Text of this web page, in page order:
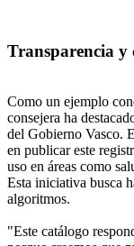
Transparencia y
Como un ejemplo
consejera ha
del Gobierno Vasco.
en publicar este
uso en áreas como
Esta iniciativa busca
algoritmos.
"Este catálogo